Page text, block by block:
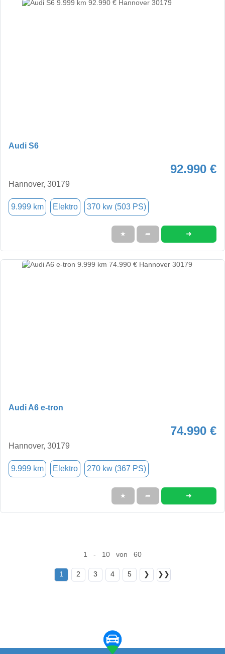
Audi S6
92.990 €
Hannover, 30179
9.999 km Elektro 370 kw (503 PS)
★ ➦ ➜
Audi A6 e-tron
74.990 €
Hannover, 30179
9.999 km Elektro 270 kw (367 PS)
★ ➦ ➜
1 - 10 von 60
1 2 3 4 5 ❯ ❯❯